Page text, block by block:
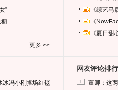
”
橱
更多 >>
《综艺
《
《夏日
冰冯小刚捧场红毯
网友评论排行
1 董卿：这